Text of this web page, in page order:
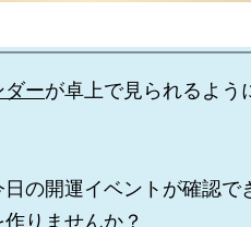
ダーが卓上で見られるよう
の開運イベントが確認で